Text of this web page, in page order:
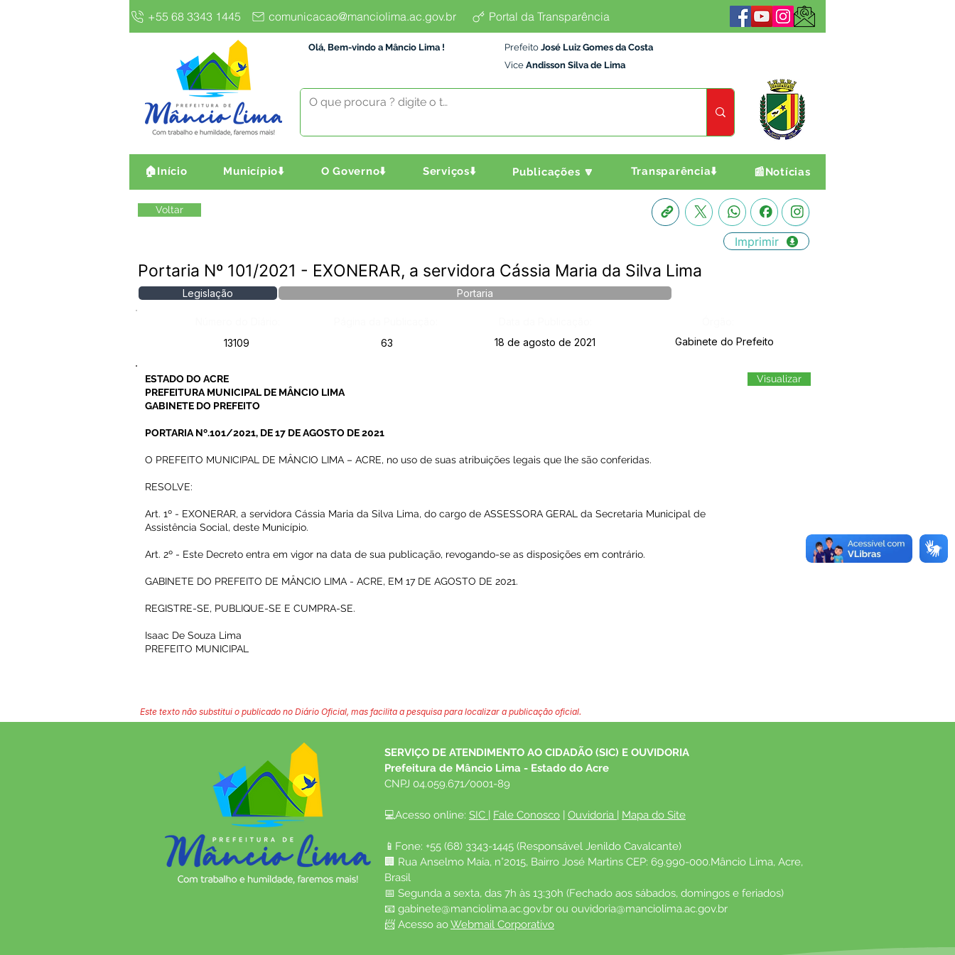
+55 68 3343 1445 comunicacao@manciolima.ac.gov.br Portal da Transparência
Olá, Bem-vindo a Mâncio Lima ! Prefeito José Luiz Gomes da Costa
Vice Andisson Silva de Lima
🏠Início Município⬇️ O Governo⬇️ Serviços⬇️ Publicações 🔽 Transparência⬇️ 📰Notícias
Voltar
Imprimir
Portaria Nº 101/2021 - EXONERAR, a servidora Cássia Maria da Silva Lima
Legislação Portaria
13109
63 18 de agosto de 2021 Gabinete do Prefeito
ESTADO DO ACRE
PREFEITURA MUNICIPAL DE MÂNCIO LIMA
GABINETE DO PREFEITO
PORTARIA Nº.101/2021, DE 17 DE AGOSTO DE 2021
O PREFEITO MUNICIPAL DE MÂNCIO LIMA – ACRE, no uso de suas atribuições legais que lhe são conferidas.
RESOLVE:
Art. 1º - EXONERAR, a servidora Cássia Maria da Silva Lima, do cargo de ASSESSORA GERAL da Secretaria Municipal de
Assistência Social, deste Município.
Art. 2º - Este Decreto entra em vigor na data de sua publicação, revogando-se as disposições em contrário.
GABINETE DO PREFEITO DE MÂNCIO LIMA - ACRE, EM 17 DE AGOSTO DE 2021.
REGISTRE-SE, PUBLIQUE-SE E CUMPRA-SE.
Isaac De Souza Lima
PREFEITO MUNICIPAL
Visualizar
Este texto não substitui o publicado no Diário Oficial, mas facilita a pesquisa para localizar a publicação oficial.
SERVIÇO DE ATENDIMENTO AO CIDADÃO (SIC) E OUVIDORIA
Prefeitura de Mâncio Lima - Estado do Acre
CNPJ 04.059.671/0001-89
💻Acesso online: SIC | Fale Conosco | Ouvidoria | Mapa do Site
📱Fone: +55 (68) 3343-1445 (Responsável Jenildo Cavalcante)
🏢 Rua Anselmo Maia, n°2015, Bairro José Martins CEP: 69.990-000.Mâncio Lima, Acre,
Brasil
📅 Segunda a sexta, das 7h às 13:30h (Fechado aos sábados, domingos e feriados)
📧 gabinete@manciolima.ac.gov.br ou ouvidoria@manciolima.ac.gov.br
📨 Acesso ao Webmail Corporativo